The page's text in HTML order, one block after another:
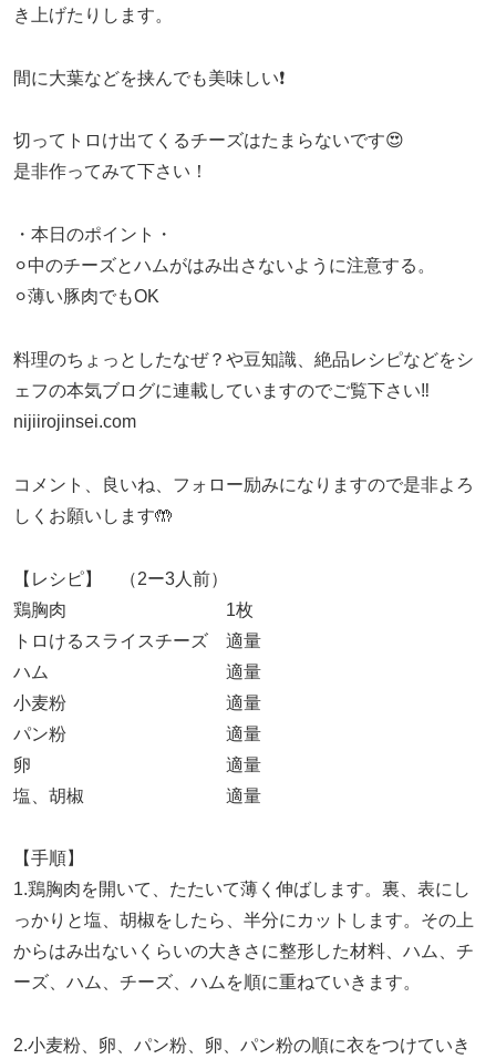
き上げたりします。
間に大葉などを挟んでも美味しい❗️
切ってトロけ出てくるチーズはたまらないです😍
是非作ってみて下さい！
・本日のポイント・
⚪︎中のチーズとハムがはみ出さないように注意する。
⚪︎薄い豚肉でもOK
料理のちょっとしたなぜ？や豆知識、絶品レシピなどをシ
ェフの本気ブログに連載していますのでご覧下さい‼︎
nijiirojinsei.com
コメント、良いね、フォロー励みになりますので是非よろ
しくお願いします🤲
【レシピ】 （2ー3人前）
鶏胸肉 1枚
トロけるスライスチーズ 適量
ハム 適量
小麦粉 適量
パン粉 適量
卵 適量
塩、胡椒 適量
【手順】
1.鶏胸肉を開いて、たたいて薄く伸ばします。裏、表にし
っかりと塩、胡椒をしたら、半分にカットします。その上
からはみ出ないくらいの大きさに整形した材料、ハム、チ
ーズ、ハム、チーズ、ハムを順に重ねていきます。
2.小麦粉、卵、パン粉、卵、パン粉の順に衣をつけていき